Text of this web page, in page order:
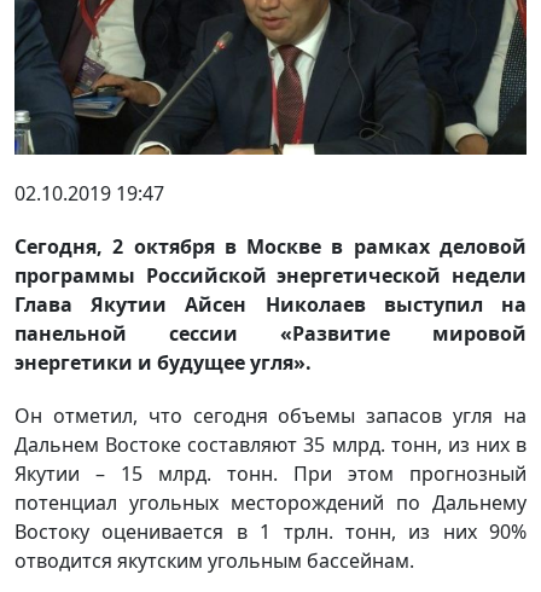
02.10.2019 19:47
Сегодня, 2 октября в Москве в рамках деловой
программы Российской энергетической недели
Глава Якутии Айсен Николаев выступил на
панельной сессии «Развитие мировой
энергетики и будущее угля».
Он отметил, что сегодня объемы запасов угля на
Дальнем Востоке составляют 35 млрд. тонн, из них в
Якутии – 15 млрд. тонн. При этом прогнозный
потенциал угольных месторождений по Дальнему
Востоку оценивается в 1 трлн. тонн, из них 90%
отводится якутским угольным бассейнам.